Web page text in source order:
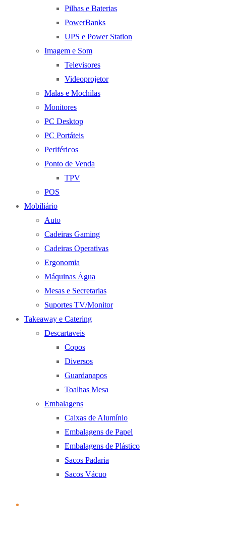
Pilhas e Baterias
PowerBanks
UPS e Power Station
Imagem e Som
Televisores
Videoprojetor
Malas e Mochilas
Monitores
PC Desktop
PC Portáteis
Periféricos
Ponto de Venda
TPV
POS
Mobiliário
Auto
Cadeiras Gaming
Cadeiras Operativas
Ergonomia
Máquinas Água
Mesas e Secretarias
Suportes TV/Monitor
Takeaway e Catering
Descartaveis
Copos
Diversos
Guardanapos
Toalhas Mesa
Embalagens
Caixas de Alumínio
Embalagens de Papel
Embalagens de Plástico
Sacos Padaria
Sacos Vácuo